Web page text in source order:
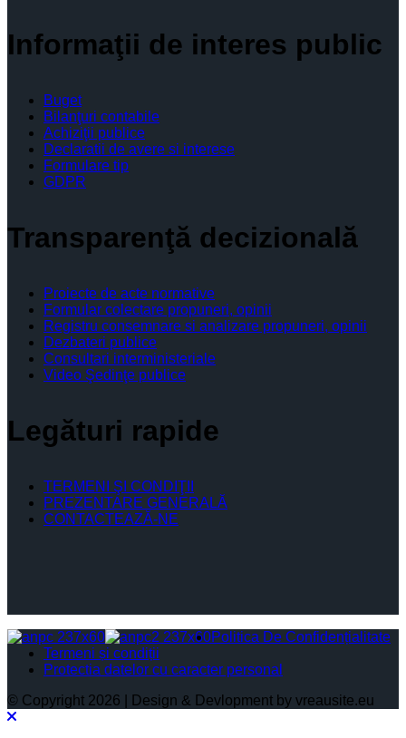
Informaţii de interes public
Buget
Bilanţuri contabile
Achiziţii publice
Declaratii de avere si interese
Formulare tip
GDPR
Transparenţă decizională
Proiecte de acte normative
Formular colectare propuneri, opinii
Registru consemnare si analizare propuneri, opinii
Dezbateri publice
Consultari interministeriale
Video Şedinţe publice
Legături rapide
TERMENI ŞI CONDIŢII
PREZENTARE GENERALĂ
CONTACTEAZĂ-NE
Politica De Confidențialitate
Termeni și condiții
Protectia datelor cu caracter personal
© Copyright 2026 | Design & Devlopment by vreausite.eu